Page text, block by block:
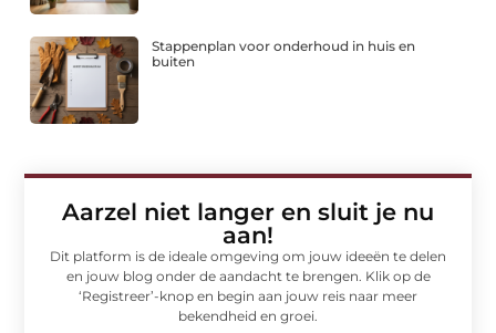
Stappenplan voor onderhoud in huis en
buiten
Aarzel niet langer en sluit je nu
aan!
Dit platform is de ideale omgeving om jouw ideeën te delen
en jouw blog onder de aandacht te brengen. Klik op de
‘Registreer’-knop en begin aan jouw reis naar meer
bekendheid en groei.